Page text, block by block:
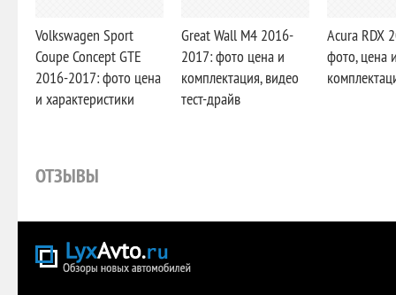
Volkswagen Sport
Coupe Concept GTE
2016-2017: фото цена
и характеристики
Great Wall M4 2016-
2017: фото цена и
комплектация, видео
тест-драйв
Acura RDX
фото, цена
ОТЗЫВЫ